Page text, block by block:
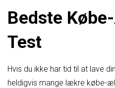
Bedste
Test
Hvis du ikke har tid til at lave
heldigvis mange lækre købe-